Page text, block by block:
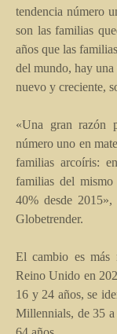
tendencia número
son las familias
años que las
del mundo, hay
nuevo y creciente,
«Una gran razón
número uno en
familias arcoíris:
familias del
40% desde
Globetrender.
El cambio es más
Reino Unido en
16 y 24 años, se
Millennials, de 35